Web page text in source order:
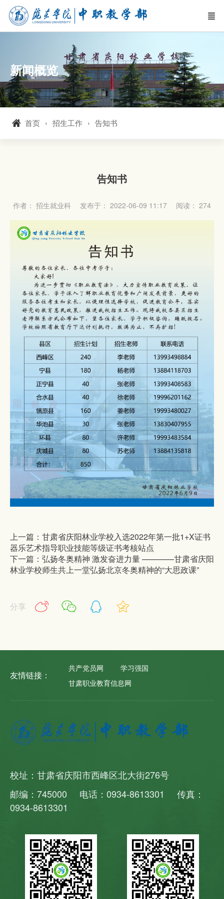
新闻概览
首页 招生工作 告知书
告知书
作者： 招生就业科 发布于： 2022-06-09 11:17 阅读： 274
上一篇：甘肃省庆阳林业学校入选2022年第一批1+X证书
器乐艺术指导职业技能等级证书考核站点
下一篇：弘扬冬奥精神 激发奋进力量 ————甘肃省庆阳
林业学校师生共上一堂弘扬北京冬奥精神的“大思政课”
分享
友情链接：
共产党员网
学习强国
甘肃职业教育信息网
校址：甘肃省庆阳市西峰区北大街276号
邮编：745000 电话：0934-8613301 传真：
0934-8613301